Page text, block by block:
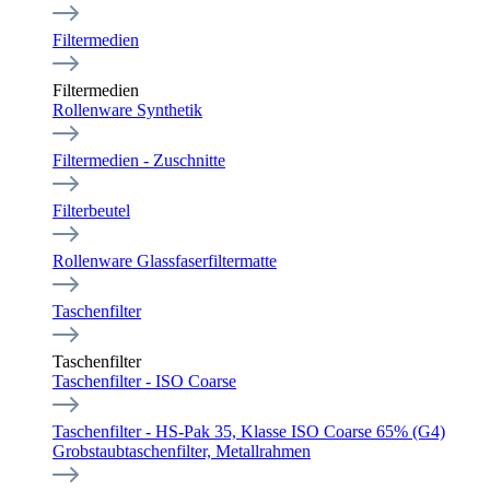
Filtermedien
Filtermedien
Rollenware Synthetik
Filtermedien - Zuschnitte
Filterbeutel
Rollenware Glassfaserfiltermatte
Taschenfilter
Taschenfilter
Taschenfilter - ISO Coarse
Taschenfilter - HS-Pak 35, Klasse ISO Coarse 65% (G4)
Grobstaubtaschenfilter, Metallrahmen